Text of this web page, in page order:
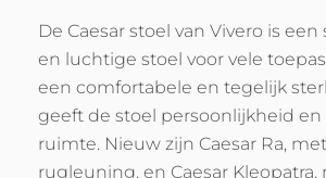
De Caesar stoel van Vivero is
en luchtige stoel voor vele
een comfortabele en tegelijk
geeft de stoel persoonlijkheid en
ruimte. Nieuw zijn Caesar Ra,
rugleuning, en Caesar Kleopatra,